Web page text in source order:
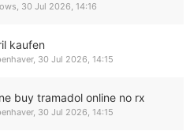
, 30 Jul 2026, 14:16
kaufen
, 30 Jul 2026, 14:15
buy tramadol online no rx
, 30 Jul 2026, 14:15